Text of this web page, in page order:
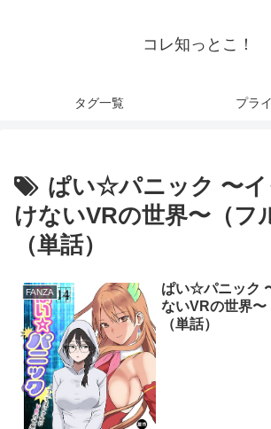
コレ知っとこ！
タグ一覧 プラ
ぱい☆パニック 〜
けないVRの世界〜（フ
（単話）
FANZA
ぱい☆パニック
ないVRの世界〜
（単話）